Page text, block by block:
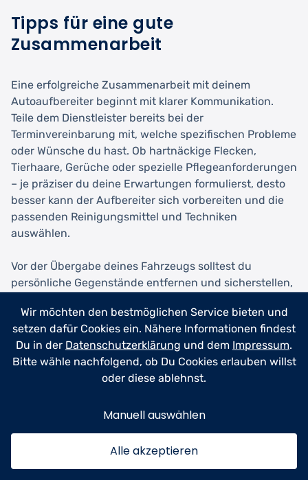
Tipps für eine gute
Zusammenarbeit
Eine erfolgreiche Zusammenarbeit mit deinem
Autoaufbereiter beginnt mit klarer Kommunikation.
Teile dem Dienstleister bereits bei der
Terminvereinbarung mit, welche spezifischen Probleme
oder Wünsche du hast. Ob hartnäckige Flecken,
Tierhaare, Gerüche oder spezielle Pflegeanforderungen
– je präziser du deine Erwartungen formulierst, desto
besser kann der Aufbereiter sich vorbereiten und die
passenden Reinigungsmittel und Techniken
auswählen.
Vor der Übergabe deines Fahrzeugs solltest du
persönliche Gegenstände entfernen und sicherstellen,
verbleiben. Mache wenn möglich Fotos vom Zustand
vor der Aufbereitung, besonders von bereits
vorhandenen Schäden oder Gebrauchsspuren. Dies
dient der Absicherung beider Seiten und vermeidet
spätere Missverständnisse. Informiere den Dienstleister
deines Fahrzeugs, etwa empfindliche Bedienelemente
oder lose Teile.
Nach der Aufbereitung solltest du dir Zeit nehmen, das
Wir möchten den bestmöglichen Service bieten und
setzen dafür Cookies ein. Nähere Informationen findest
Du in der Datenschutzerklärung und dem Impressum.
Bitte wähle nachfolgend, ob Du Cookies erlauben willst
oder diese ablehnst.
Manuell auswählen
Alle akzeptieren